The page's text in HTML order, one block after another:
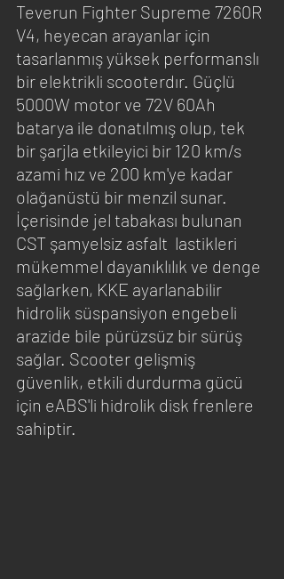
Teverun Fighter Supreme 7260R
V4, heyecan arayanlar için
tasarlanmış yüksek performanslı
bir elektrikli scooterdır. Güçlü
5000W motor ve 72V 60Ah
batarya ile donatılmış olup, tek
bir şarjla etkileyici bir 120 km/s
azami hız ve 200 km'ye kadar
olağanüstü bir menzil sunar.
İçerisinde jel tabakası bulunan
CST şamyelsiz asfalt  lastikleri
mükemmel dayanıklılık ve denge
sağlarken, KKE ayarlanabilir
hidrolik süspansiyon engebeli
arazide bile pürüzsüz bir sürüş
sağlar. Scooter gelişmiş
güvenlik, etkili durdurma gücü
için eABS'li hidrolik disk frenlere
sahiptir.